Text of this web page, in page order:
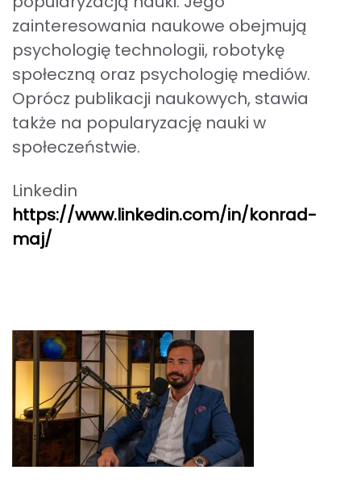
zainteresowania naukowe obejmują
psychologię technologii, robotykę
społeczną oraz psychologię mediów.
Oprócz publikacji naukowych, stawia
także na popularyzację nauki w
społeczeństwie.
Linkedin
https://www.linkedin.com/in/konrad-
maj/